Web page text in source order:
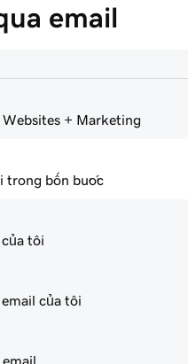
email
+ Marketing
trong bốn bước
tôi
của tôi